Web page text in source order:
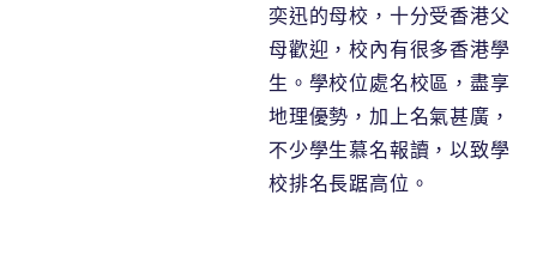
奕迅的母校，十分受香港父
母歡迎，校內有很多香港學
生。學校位處名校區，盡享
地理優勢，加上名氣甚廣，
不少學生慕名報讀，以致學
校排名長踞高位。